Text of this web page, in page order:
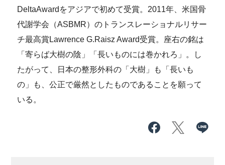
DeltaAwardをアジアで初めて受賞。2011年、米国骨
代謝学会（ASBMR）のトランスレーショナルリサー
チ最高賞Lawrence G.Raisz Award受賞。座右の銘は
「寄らば大樹の陰」「長いものには巻かれろ」。し
たがって、日本の整形外科の「大樹」も「長いも
の」も、公正で厳然としたものであることを願って
いる。